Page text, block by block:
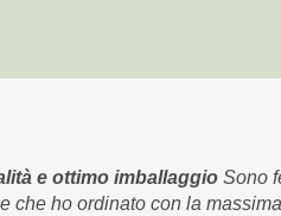
e ottimo imballaggio Sono
che ho ordinato con la